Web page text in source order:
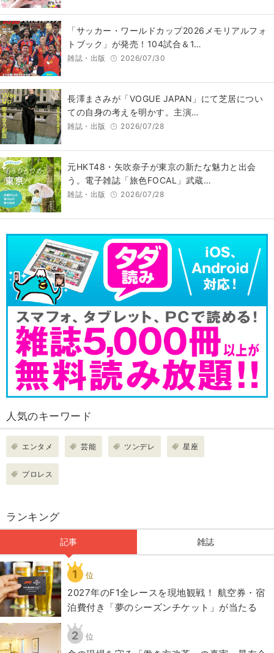
「サッカー・ワールドカップ2026メモリアルフォ
トブック」が発売！104試合＆1…
雑誌・出版 2026/07/30
長澤まさみが「VOGUE JAPAN」にて芝居につい
ての自身の考えを明かす。主演…
雑誌・出版 2026/07/28
元HKT48・矢吹奈子が東京の新たな魅力と出会
う。電子雑誌「旅色FOCAL」武蔵…
雑誌・出版 2026/07/28
人気のキーワード
エンタメ 芸能 ツンデレ 星座
プロレス
ランキング
記事 雑誌
1 位
2027年のF1全レースを現地観戦！ 航空券・宿
泊費付き「夢のシーズンチケット」が当たる
2 位